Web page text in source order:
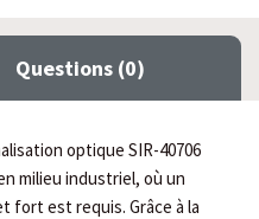
Questions (0)
optique SIR-40706
milieu industriel, où un
fort est requis. Grâce à la